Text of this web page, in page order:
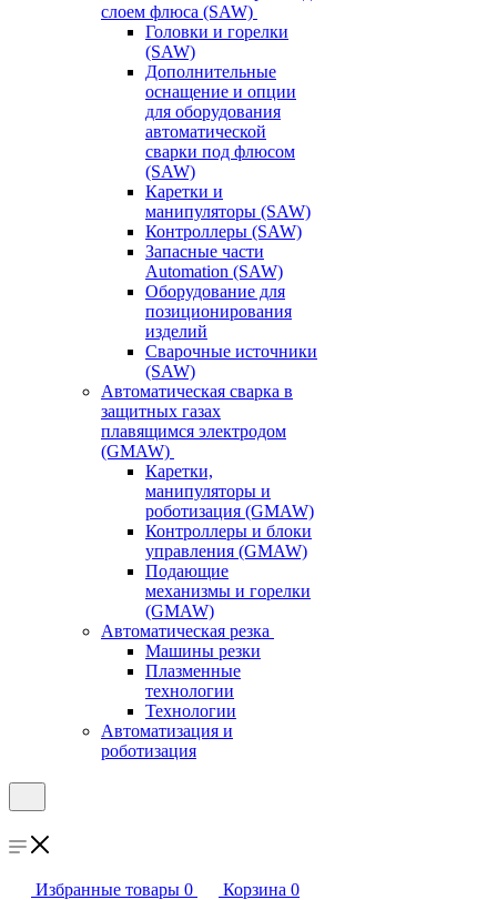
слоем флюса (SAW)
Головки и горелки
(SAW)
Дополнительные
оснащение и опции
для оборудования
автоматической
сварки под флюсом
(SAW)
Каретки и
манипуляторы (SAW)
Контроллеры (SAW)
Запасные части
Automation (SAW)
Оборудование для
позиционирования
изделий
Сварочные источники
(SAW)
Автоматическая сварка в
защитных газах
плавящимся электродом
(GMAW)
Каретки,
манипуляторы и
роботизация (GMAW)
Контроллеры и блоки
управления (GMAW)
Подающие
механизмы и горелки
(GMAW)
Автоматическая резка
Машины резки
Плазменные
технологии
Технологии
Автоматизация и
роботизация
Избранные товары 0 Корзина 0